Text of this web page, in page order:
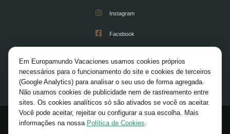
Instagram
Facebook
X/Twitter
Pinterest
© 2026 Europamundo. All rights reserved.
Em Europamundo Vacaciones usamos cookies próprios
necessários para o funcionamento do site e cookies de terceiros
(Google Analytics) para analisar o seu uso de forma agregada.
Não usamos cookies de publicidade nem de rastreamento entre
sites. Os cookies analíticos só são ativados se você os aceitar.
Você pode aceitar, rejeitar ou configurar a sua escolha. Mais
informações na nossa Política de Cookies.